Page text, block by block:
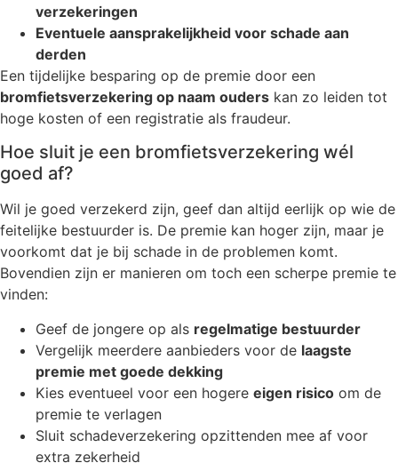
verzekeringen
Eventuele aansprakelijkheid voor schade aan
derden
Een tijdelijke besparing op de premie door een
bromfietsverzekering op naam ouders kan zo leiden tot
hoge kosten of een registratie als fraudeur.
Hoe sluit je een bromfietsverzekering wél
goed af?
Wil je goed verzekerd zijn, geef dan altijd eerlijk op wie de
feitelijke bestuurder is. De premie kan hoger zijn, maar je
voorkomt dat je bij schade in de problemen komt.
Bovendien zijn er manieren om toch een scherpe premie te
vinden:
Geef de jongere op als regelmatige bestuurder
Vergelijk meerdere aanbieders voor de laagste
premie met goede dekking
Kies eventueel voor een hogere eigen risico om de
premie te verlagen
Sluit schadeverzekering opzittenden mee af voor
extra zekerheid